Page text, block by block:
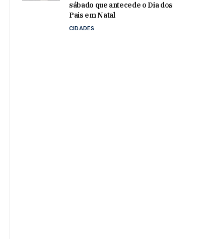
sábado que antecede o Dia dos
Pais em Natal
CIDADES